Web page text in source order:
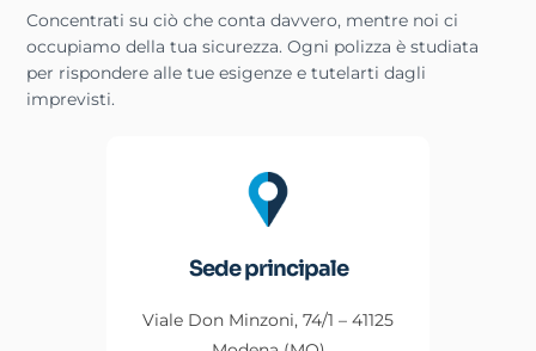
Concentrati su ciò che conta davvero, mentre noi ci
occupiamo della tua sicurezza. Ogni polizza è studiata
per rispondere alle tue esigenze e tutelarti dagli
imprevisti.
Sede principale
Viale Don Minzoni, 74/1 – 41125